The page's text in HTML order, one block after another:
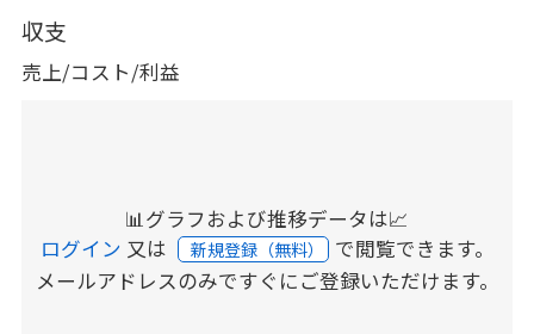
収支
売上/コスト/利益
📊グラフおよび推移データは📈
ログイン 又は 新規登録（無料） で閲覧できます。
メールアドレスのみですぐにご登録いただけます。